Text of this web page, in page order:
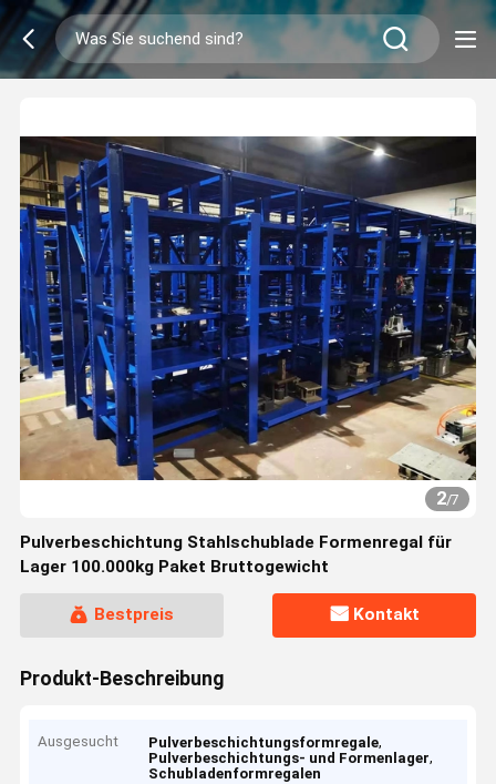
2/7
Pulverbeschichtung Stahlschublade Formenregal für
Lager 100.000kg Paket Bruttogewicht
Bestpreis Kontakt
Produkt-Beschreibung
Ausgesucht Pulverbeschichtungsformregale,
Pulverbeschichtungs- und Formenlager,
Schubladenformregalen